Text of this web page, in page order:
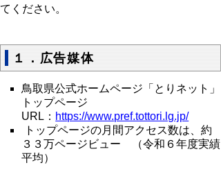
てください。
１．広告媒体
鳥取県公式ホームページ「とりネット」
トップページ
URL： https://www.pref.tottori.lg.jp/
トップページの月間アクセス数は、約
３３万ページビュー （令和６年度実績
平均）